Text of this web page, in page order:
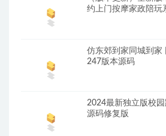
约上门按摩家政陪玩
仿东郊到家同城到家
247版本源码
2024最新独立版校
源码修复版